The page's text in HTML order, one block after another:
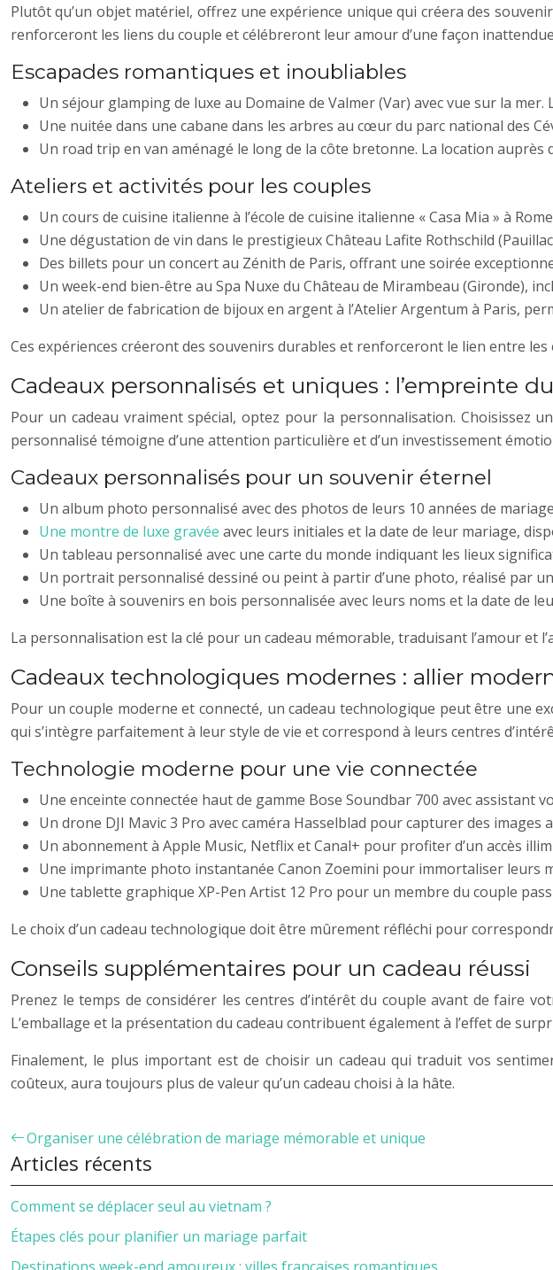
Plutôt qu’un objet matériel, offrez une expérience unique qui créera des
renforceront les liens du couple et célébreront leur amour d’une façon
Escapades romantiques et inoubliables
Un séjour glamping de luxe au Domaine de Valmer (Var) avec vue sur la
Une nuitée dans une cabane dans les arbres au cœur du parc national des
Un road trip en van aménagé le long de la côte bretonne. La location
Ateliers et activités pour les couples
Un cours de cuisine italienne à l’école de cuisine italienne « Casa Mia » à
Une dégustation de vin dans le prestigieux Château Lafite Rothschild
Des billets pour un concert au Zénith de Paris, offrant une soirée
Un week-end bien-être au Spa Nuxe du Château de Mirambeau (Gironde),
Un atelier de fabrication de bijoux en argent à l’Atelier Argentum à Paris,
Ces expériences créeront des souvenirs durables et renforceront le lien entre
Cadeaux personnalisés et uniques : l’empreinte
Pour un cadeau vraiment spécial, optez pour la personnalisation. Choisissez
personnalisé témoigne d’une attention particulière et d’un investissement
Cadeaux personnalisés pour un souvenir éternel
Un album photo personnalisé avec des photos de leurs 10 années de
Une montre de luxe gravée avec leurs initiales et la date de leur mariage,
Un tableau personnalisé avec une carte du monde indiquant les lieux
Un portrait personnalisé dessiné ou peint à partir d’une photo, réalisé par
Une boîte à souvenirs en bois personnalisée avec leurs noms et la date de
La personnalisation est la clé pour un cadeau mémorable, traduisant l’amour et
Cadeaux technologiques modernes : allier
Pour un couple moderne et connecté, un cadeau technologique peut être une
qui s’intègre parfaitement à leur style de vie et correspond à leurs centres
Technologie moderne pour une vie connectée
Une enceinte connectée haut de gamme Bose Soundbar 700 avec
Un drone DJI Mavic 3 Pro avec caméra Hasselblad pour capturer des
Un abonnement à Apple Music, Netflix et Canal+ pour profiter d’un accès
Une imprimante photo instantanée Canon Zoemini pour immortaliser leurs
Une tablette graphique XP-Pen Artist 12 Pro pour un membre du couple
Le choix d’un cadeau technologique doit être mûrement réfléchi pour
Conseils supplémentaires pour un cadeau réussi
Prenez le temps de considérer les centres d’intérêt du couple avant de faire
L’emballage et la présentation du cadeau contribuent également à l’effet de
Finalement, le plus important est de choisir un cadeau qui traduit vos
coûteux, aura toujours plus de valeur qu’un cadeau choisi à la hâte.
Organiser une célébration de mariage mémorable et unique
Articles récents
Comment se déplacer seul au vietnam ?
Étapes clés pour planifier un mariage parfait